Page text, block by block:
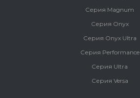
Серия Magnum
Серия Onyx
Серия Onyx Ultra
Серия Performance
Серия Ultra
Серия Versa